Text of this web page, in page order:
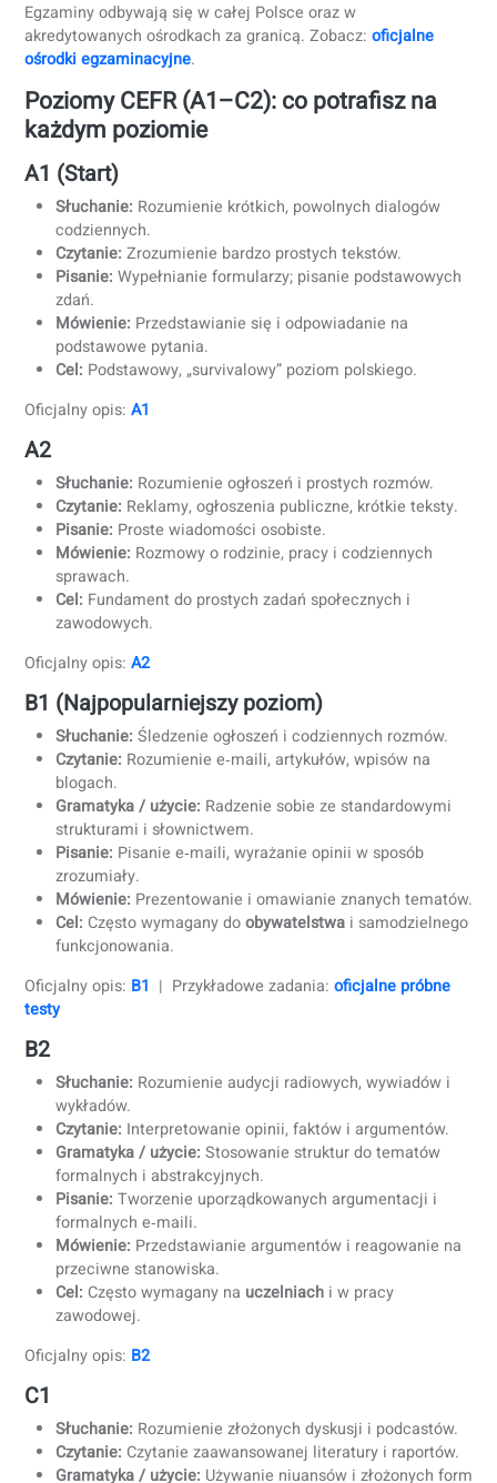
tylko wynik ogólny).
Progi zdawalności zwykle wynoszą około50–60%
poszczególnych komponentach (zależy od poziomu i
zasad).
Sprawdzane umiejętności zazwyczaj obejmują:
Słuchanie
Czytanie
Gramatyka / użycie języka
Pisanie
Mówienie
Egzaminy odbywają się w całej Polsce oraz w
akredytowanych ośrodkach za granicą. Zobacz:
ośrodki egzaminacyjne
Poziomy CEFR (A1–C2): co potrafisz na
każdym poziomie
A1 (Start)
Słuchanie:Rozumienie krótkich, powolnych dialogów
codziennych.
Czytanie: Zrozumienie bardzo prostych tekstów.
Pisanie:Wypełnianie formularzy; pisanie
zdań.
Mówienie:Przedstawianie się i odpowiadanie na
podstawowe pytania.
Cel:Podstawowy, „survivalowy” poziom polskiego.
Oficjalny opis:A1
Słuchanie: Rozumienie ogłoszeń i prostych rozmów.
Czytanie:Reklamy, ogłoszenia publiczne, krótkie
Pisanie:Proste wiadomości osobiste.
Mówienie:Rozmowy o rodzinie, pracy i codziennych
sprawach.
Cel:Fundament do prostych zadań społecznych i
Oficjalny opis:
B1 (Najpopularniejszy poziom)
Słuchanie:Śledzenie ogłoszeń i codziennych
Czytanie:Rozumienie e‑maili, artykułów, wpisów na
blogach.
Gramatyka / użycie:Radzenie sobie ze
strukturami i słownictwem.
Pisanie:Pisanie e‑maili, wyrażanie opinii w sposób
zrozumiały.
Mówienie:Prezentowanie i omawianie znanych
Cel:Często wymagany doobywatelstwai
funkcjonowania.
Oficjalny opis:
testy
B2